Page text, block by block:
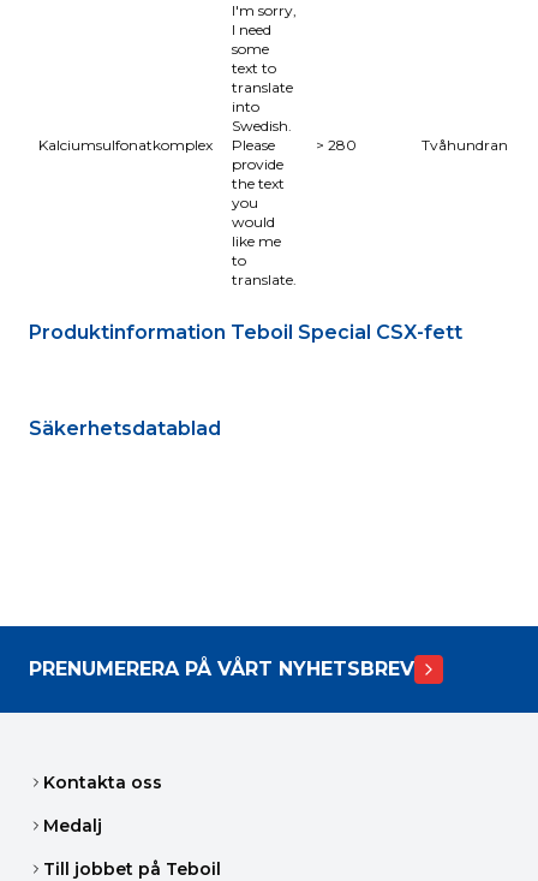
Kalciumsulfonatkomplex
I'm sorry,
I need
some
text to
translate
into
Swedish.
Please
provide
the text
you
would
like me
to
translate.
> 280 Tvåhundranittio
Produktinformation Teboil Special CSX-fett
Säkerhetsdatablad
PRENUMERERA PÅ VÅRT NYHETSBREV
Kontakta oss
Medalj
Till jobbet på Teboil